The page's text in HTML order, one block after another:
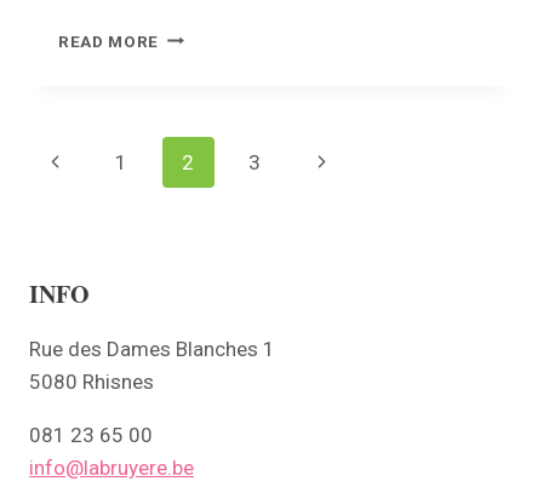
READ MORE REVUE
2021
Page
Previous
1 2 3
Next
INFO
Rue des Dames Blanches 1
5080 Rhisnes
081 23 65 00
info@labruyere.be